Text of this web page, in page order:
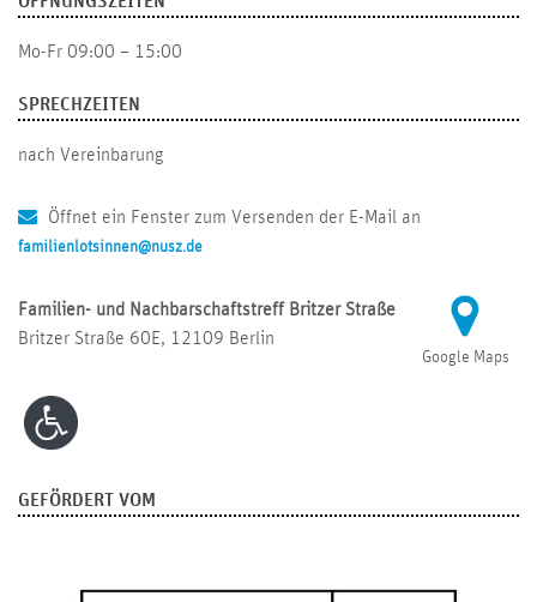
Mo-Fr 09:00 – 15:00
SPRECHZEITEN
nach Vereinbarung
Öffnet ein Fenster zum Versenden der E-Mail an
familienlotsinnen@nusz.de
Google Maps
Familien- und Nachbarschaftstreff Britzer Straße
Britzer Straße 60E, 12109 Berlin
GEFÖRDERT VOM